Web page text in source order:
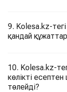
9. Kolesa.kz-
қандай
10. Kolesa.kz-
көлікті
төлейді?